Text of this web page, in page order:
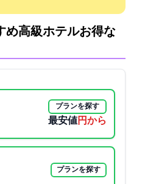
高級ホテル:お得な
プランを探す
最安値3700円から
プランを探す